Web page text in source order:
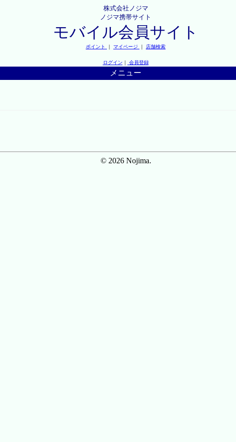
株式会社ノジマ
ノジマ携帯サイト
モバイル会員サイト
ポイント ｜ マイページ ｜ 店舗検索
ログイン ｜ 会員登録
メニュー
© 2026 Nojima.